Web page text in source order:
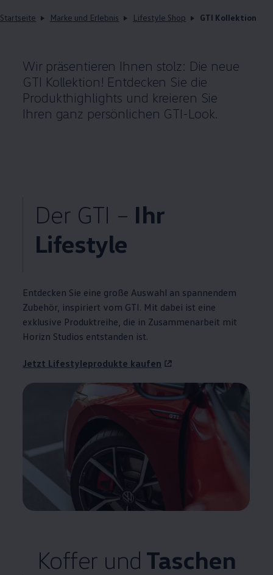
Startseite Marke und Erlebnis Lifestyle Shop GTI Kollektion
Wir präsentieren Ihnen stolz: Die neue
GTI Kollektion! Entdecken Sie die
Produkthighlights und kreieren Sie
Ihren ganz persönlichen GTI-Look.
Der GTI – Ihr
Lifestyle
Entdecken Sie eine große Auswahl an spannendem
Zubehör, inspiriert vom GTI. Mit dabei ist eine
exklusive Produktreihe, die in Zusammenarbeit mit
Horizn Studios entstanden ist.
Jetzt Lifestyleprodukte kaufen
Koffer und Taschen